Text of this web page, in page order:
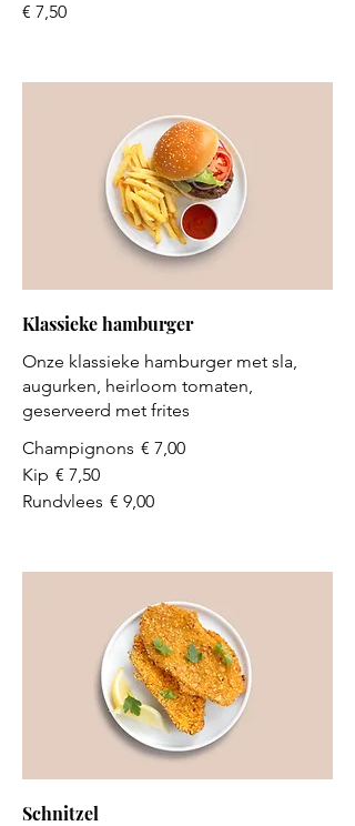
€ 7,50
Klassieke hamburger
Onze klassieke hamburger met sla,
augurken, heirloom tomaten,
geserveerd met frites
Champignons € 7,00
Kip € 7,50
Rundvlees € 9,00
Schnitzel